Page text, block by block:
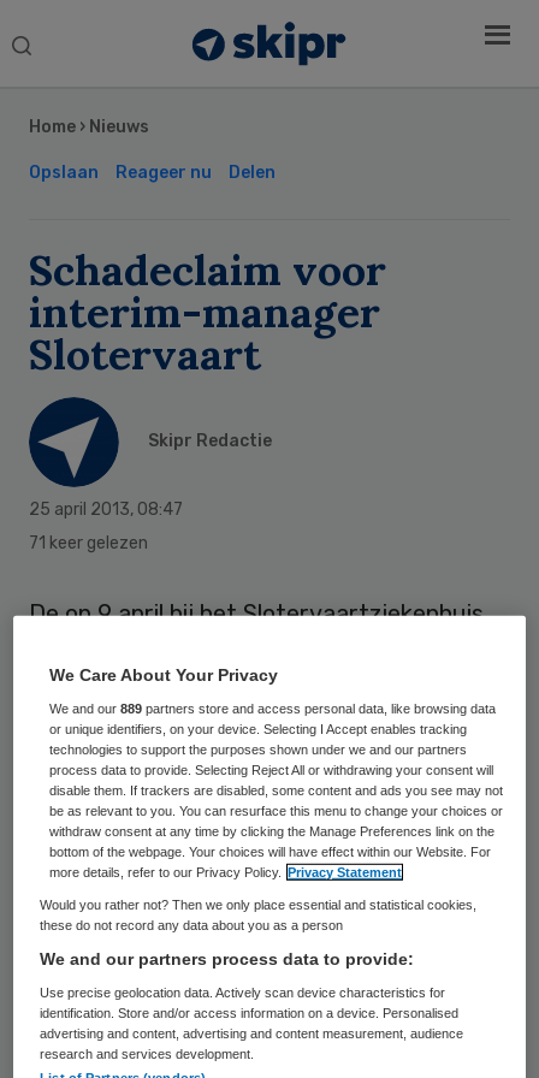
Search
Home › Nieuws
Opslaan Reageer nu Delen
Schadeclaim voor
interim-manager
Slotervaart
Skipr Redactie
25 april 2013, 08:47
71 keer gelezen
De op 9 april bij het Slotervaartziekenhuis
Robin Leemhuis heeft een schadeclaim
ontvangen van de curator van het failliete
transportbedrijf Rutges Cargo waar hij
werkzaam was als financieel directeur. Dat
meldt Medisch Contact.
Bestuur
Leemhuis ondersteunt sinds begin april de
raad van bestuur van het
Slotervaartziekenhuis, die na hetschorsen
Sidebar
We Care About Your Privacy
We and our889 partners store and access personal data, like browsing data
or unique identifiers, on your device. Selecting I Accept enables tracking
technologies to support the purposes shown under we and our partners
process data to provide. Selecting Reject All or withdrawing your consent will
disable them. If trackers are disabled, some content and ads you see may not
be as relevant to you. You can resurface this menu to change your choices or
withdraw consent at any time by clicking the Manage Preferences link on the
bottom of the webpage. Your choices will have effect within our Website. For
more details, refer to our Privacy Policy.
Privacy Statement
Would you rather not? Then we only place essential and statistical cookies,
these do not record any data about you as a person
We and our partners process data to provide:
Use precise geolocation data. Actively scan device characteristics for
identification. Store and/or access information on a device. Personalised
advertising and content, advertising and content measurement, audience
research and services development.